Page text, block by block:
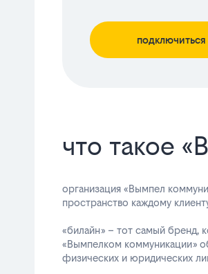
подключиться
что такое
организация «Вымпел
пространство каждому
«билайн» – тот самый бренд,
«Вымпелком коммуникации»
физических и юридических